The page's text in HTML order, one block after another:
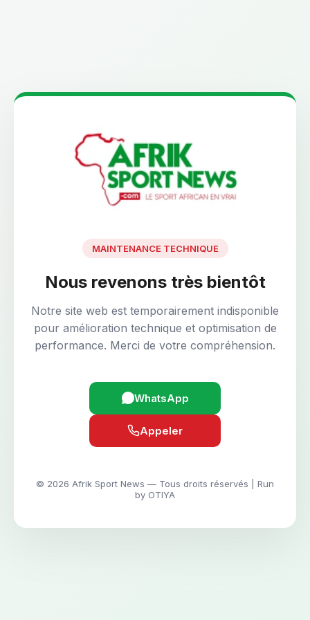
MAINTENANCE TECHNIQUE
Nous revenons très bientôt
Notre site web est temporairement indisponible
pour amélioration technique et optimisation de
performance. Merci de votre compréhension.
WhatsApp
Appeler
© 2026 Afrik Sport News — Tous droits réservés | Run
by OTIYA